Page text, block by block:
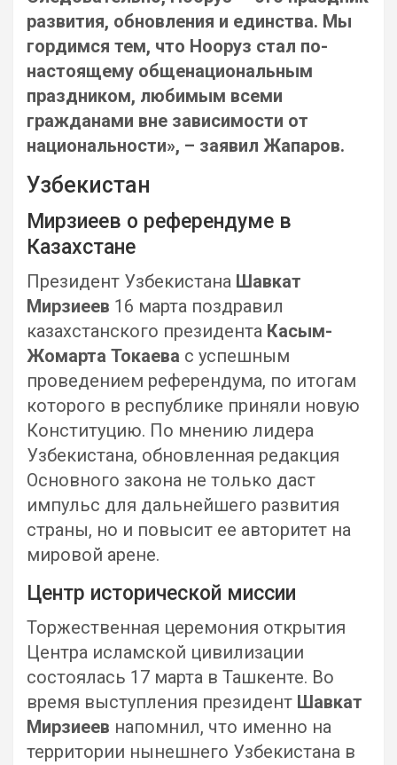
развития, обновления и единства. Мы
гордимся тем, что Нооруз стал по-
настоящему общенациональным
праздником, любимым всеми
гражданами вне зависимости от
национальности», – заявил Жапаров.
Узбекистан
Мирзиеев о референдуме в
Казахстане
Президент Узбекистана Шавкат
Мирзиеев 16 марта поздравил
казахстанского президента Касым-
Жомарта Токаева с успешным
проведением референдума, по итогам
которого в республике приняли новую
Конституцию. По мнению лидера
Узбекистана, обновленная редакция
Основного закона не только даст
импульс для дальнейшего развития
страны, но и повысит ее авторитет на
мировой арене.
Центр исторической миссии
Торжественная церемония открытия
Центра исламской цивилизации
состоялась 17 марта в Ташкенте. Во
время выступления президент Шавкат
Мирзиеев напомнил, что именно на
территории нынешнего Узбекистана в